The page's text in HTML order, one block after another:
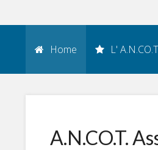
Home L'
A.N.CO.T.